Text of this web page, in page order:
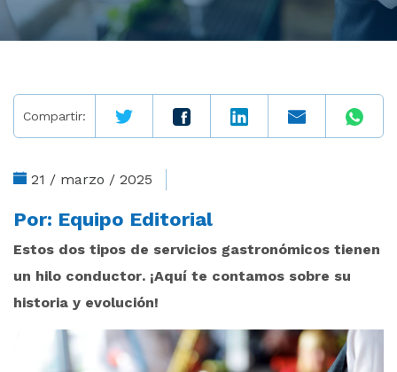
Compartir:
21 / marzo / 2025
Por: Equipo Editorial
Estos dos tipos de servicios gastronómicos tienen
un hilo conductor. ¡Aquí te contamos sobre su
historia y evolución!